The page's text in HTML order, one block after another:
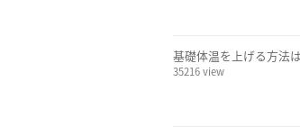
基礎体温を上げる方法
35216 view